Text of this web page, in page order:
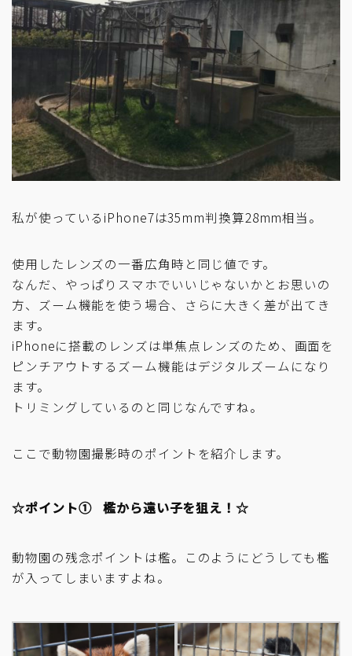
私が使っているiPhone7は35mm判換算28mm相当。
使用したレンズの一番広角時と同じ値です。
なんだ、やっぱりスマホでいいじゃないかとお思いの
方、ズーム機能を使う場合、さらに大きく差が出てき
ます。
iPhoneに搭載のレンズは単焦点レンズのため、画面を
ピンチアウトするズーム機能はデジタルズームになり
ます。
トリミングしているのと同じなんですね。
ここで動物園撮影時のポイントを紹介します。
☆ポイント① 檻から遠い子を狙え！☆
動物園の残念ポイントは檻。このようにどうしても檻
が入ってしまいますよね。